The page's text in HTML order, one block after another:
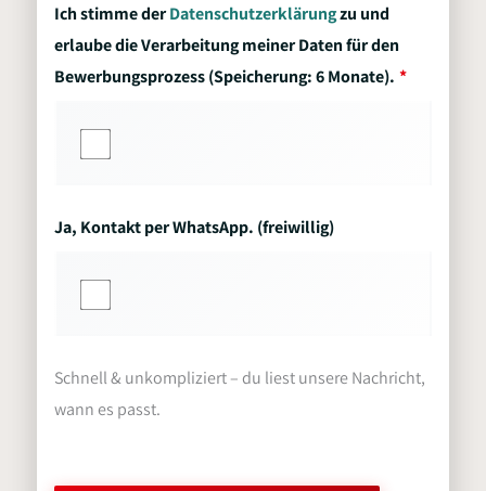
Ich stimme derDatenschutzerklärungzu und
erlaube die Verarbeitung meiner Daten für den
Bewerbungsprozess (Speicherung: 6 Monate).
Ja, Kontakt per WhatsApp. (freiwillig)
Schnell & unkompliziert – du liest unsere Nachricht,
wann es passt.